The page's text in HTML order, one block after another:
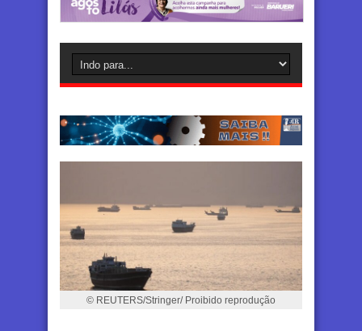
© REUTERS/Stringer/ Proibido reprodução